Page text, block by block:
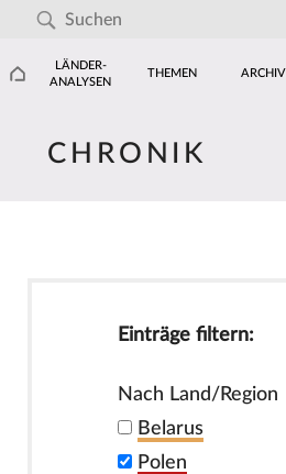
LÄNDER-
ANALYSEN
THEMEN ARCHIV
CHRONIK
Einträge filtern:
Nach Land/Region
Belarus
Polen